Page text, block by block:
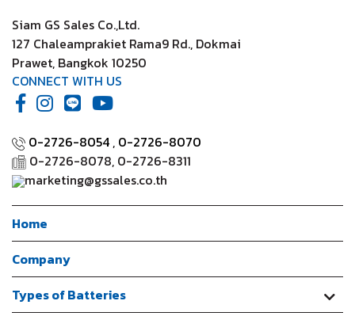
Siam GS Sales Co.,Ltd.
127 Chaleamprakiet Rama9 Rd., Dokmai
Prawet, Bangkok 10250
CONNECT WITH US
0-2726-8054 , 0-2726-8070
0-2726-8078, 0-2726-8311
marketing@gssales.co.th
Home
Company
Types of Batteries